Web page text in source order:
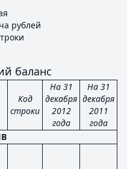
рублей
баланс
Код
строки
На 31
декабря
2012
года
На 31
декабря
2011
года